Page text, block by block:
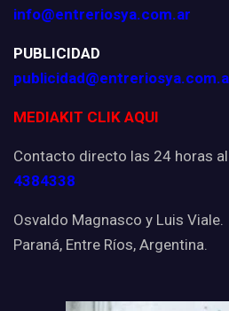
info@entreriosya.com.ar
PUBLICIDAD
MEDIAKIT CLIK AQUI
Contacto directo las 24 horas
4384338
Osvaldo Magnasco y Luis Viale.
Paraná, Entre Ríos, Argentina.